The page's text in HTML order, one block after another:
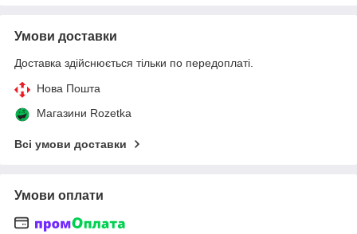
Умови доставки
Доставка здійснюється тільки по передоплаті.
Нова Пошта
Магазини Rozetka
Всі умови доставки
Умови оплати